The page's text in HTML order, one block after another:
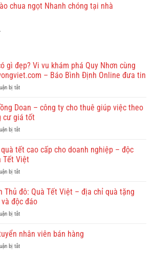
chua ngọt Nhanh chóng tại nhà
gì đẹp? Vi vu khám phá Quy Nhơn cùng
– Báo Bình Định Online đưa tin
bị tắtở
Nhơn
có
gì
đẹp?
vu
khám
phá
Quy
cùng
Dulichkhatvongviet.com
Định
Online
Doan – công ty cho thuê giúp việc theo
cư giá tốt
bị tắtở
việc
Hồng
Doan
–
ty
cho
giúp
theo
tết cao cấp cho doanh nghiệp – độc
Tết Việt
bị tắtở
khảo
quà
tết
cao
cho
nghiệp
Thủ đô: Quà Tết Việt – địa chỉ quà tặng
độc đáo
bị tắtở
An
Thủ
nhân viên bán hàng
bị tắtở